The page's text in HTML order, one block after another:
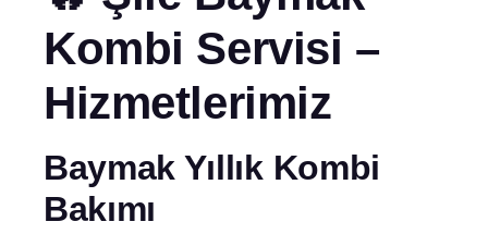
Kombi Servisi –
Hizmetlerimiz
Baymak Yıllık Kombi
Bakımı